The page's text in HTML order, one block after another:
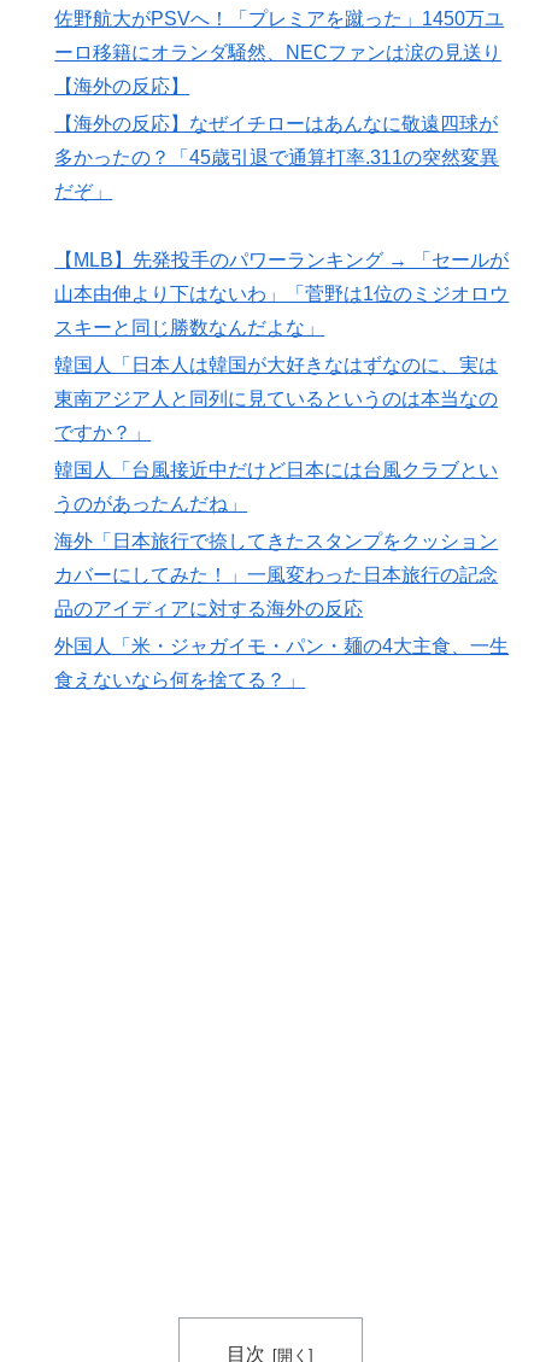
▶ 【あんこ】唐突になるんだけど、「魔法少女」ってどう
思う？ 第2話 …まぁた侵略者か
▶
オランダ人「至宝を手にした」佐野航大、オランダ王者
PSVに電撃移籍！口頭合意報道で現地サポ騒然！プレミ
アのファンは落胆【海外の反応】
▶ 韓国人「これが新時代の配慮か！」日本のテレビ局が下
外国人「2026年バロンドールは誰が受賞すべき?」エン
バペ、今季無冠でも初受賞か!?海外ファンが考える本命
とは!?【海外の反応】
▶ 水原一平の賭博問題に新証言「一晩中ずっと賭け続け
た」胴元も驚いた約1万9000件の実態
▶ 海外「日本のアニメがここまで泣けるなんて…！」海外
のアニメファンが一番泣いた日本のアニメとは・・・？
▶
英国人「日本代表で一番好き」上田綺世、プレミア移籍
外の反応】
ンしてあげたのに、ほとんど客が来なくて閉店したんだ
そうです…」
佐野航大がPSVへ！「プレミアを蹴った」1450万ユ
ーロ移籍にオランダ騒然、NECファンは涙の見送り
【海外の反応】
【海外の反応】なぜイチローはあんなに敬遠四球が
多かったの？「45歳引退で通算打率.311の突然変異
だぞ」
【MLB】先発投手のパワーランキング → 「セールが
山本由伸より下はないわ」「菅野は1位のミジオロウ
スキーと同じ勝数なんだよな」
韓国人「日本人は韓国が大好きなはずなのに、実は
東南アジア人と同列に見ているというのは本当なの
ですか？」
韓国人「台風接近中だけど日本には台風クラブとい
うのがあったんだね」
海外「日本旅行で捺してきたスタンプをクッション
カバーにしてみた！」一風変わった日本旅行の記念
品のアイディアに対する海外の反応
外国人「米・ジャガイモ・パン・麺の4大主食、一生
食えないなら何を捨てる？」
目次